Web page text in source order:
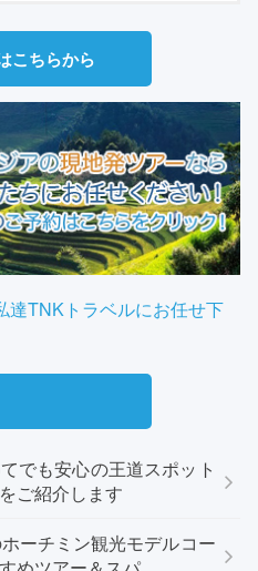
こちらから
達TNKトラベルにお任せ下
でも安心の王道スポット
ご紹介します
ーチミン観光モデルコー